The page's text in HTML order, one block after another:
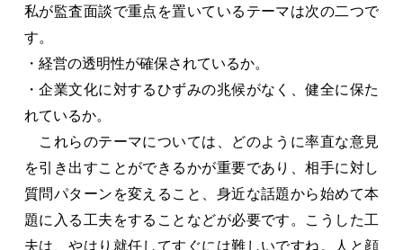
私が監査面談で重点を置いているテーマは次の二つで
す。
・経営の透明性が確保されているか。
・企業文化に対するひずみの兆候がなく、健全に保た
れているか。
これらのテーマについては、どのように率直な意見
を引き出すことができるかが重要であり、相手に対し
質問パターンを変えること、身近な話題から始めて本
題に入る工夫をすることなどが必要です。こうした工
夫は、やはり就任してすぐには難しいですね。人と顔